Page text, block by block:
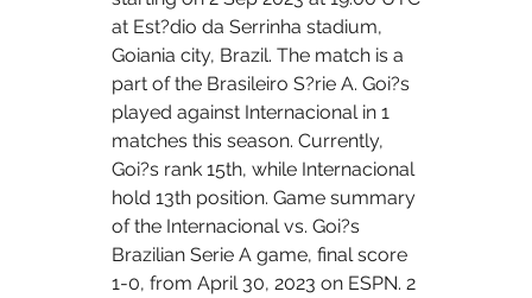
at Est?dio da Serrinha stadium,
Goiania city, Brazil. The match is a
part of the Brasileiro S?rie A. Goi?s
played against Internacional in 1
matches this season. Currently,
Goi?s rank 15th, while Internacional
hold 13th position. Game summary
of the Internacional vs. Goi?s
Brazilian Serie A game, final score
1-0, from April 30, 2023 on ESPN. 2